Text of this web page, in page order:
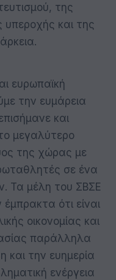
της
υπεροχής και της
ευρωπαϊκή
την ευμάρεια
και
μεγαλύτερο
της χώρας με
σε ένα
Τα μέλη του ΣΒΣΕ
ότι είναι
οικονομίας και
παράλληλα
και την ευημερία
ενέργεια